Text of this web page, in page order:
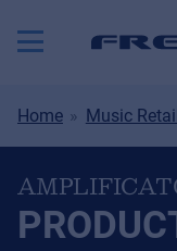
Home Music